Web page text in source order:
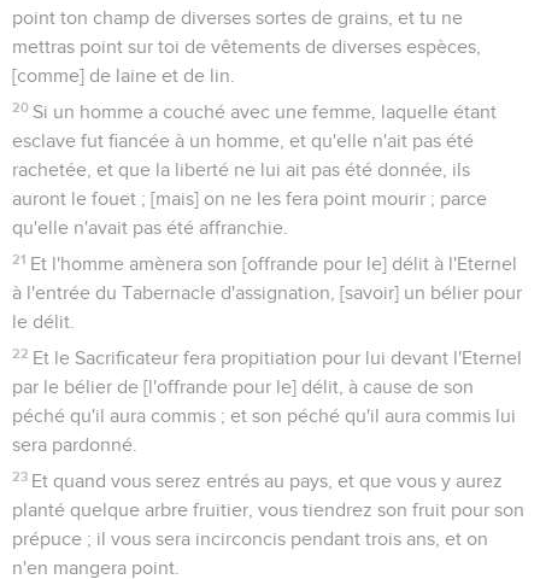
point ton champ de diverses sortes de grains, et tu ne
mettras point sur toi de vêtements de diverses espèces,
[comme] de laine et de lin.
20 Si un homme a couché avec une femme, laquelle étant
esclave fut fiancée à un homme, et qu'elle n'ait pas été
rachetée, et que la liberté ne lui ait pas été donnée, ils
auront le fouet ; [mais] on ne les fera point mourir ; parce
qu'elle n'avait pas été affranchie.
21 Et l'homme amènera son [offrande pour le] délit à l'Eternel
à l'entrée du Tabernacle d'assignation, [savoir] un bélier pour
le délit.
22 Et le Sacrificateur fera propitiation pour lui devant l'Eternel
par le bélier de [l'offrande pour le] délit, à cause de son
péché qu'il aura commis ; et son péché qu'il aura commis lui
sera pardonné.
23 Et quand vous serez entrés au pays, et que vous y aurez
planté quelque arbre fruitier, vous tiendrez son fruit pour son
prépuce ; il vous sera incirconcis pendant trois ans, et on
n'en mangera point.